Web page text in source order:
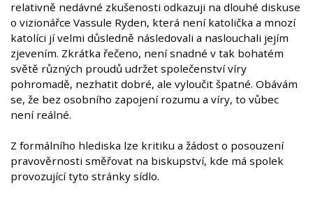
relativně nedávné zkušenosti odkazuji na dlouhé diskuse
o vizionářce Vassule Ryden, která není katolička a mnozí
katolíci jí velmi důsledně následovali a naslouchali jejím
zjevením. Zkrátka řečeno, není snadné v tak bohatém
světě různých proudů udržet společenství víry
pohromadě, nezhatit dobré, ale vyloučit špatné. Obávám
se, že bez osobního zapojení rozumu a víry, to vůbec
není reálné.
Z formálního hlediska lze kritiku a žádost o posouzení
pravověrnosti směřovat na biskupství, kde má spolek
provozující tyto stránky sídlo.